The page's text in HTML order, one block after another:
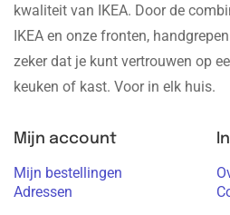
kwaliteit van IKEA. Door de
IKEA en onze fronten,
zeker dat je kunt vertrouwen op
keuken of kast. Voor in elk huis.
Mijn account
Mijn bestellingen
Adressen